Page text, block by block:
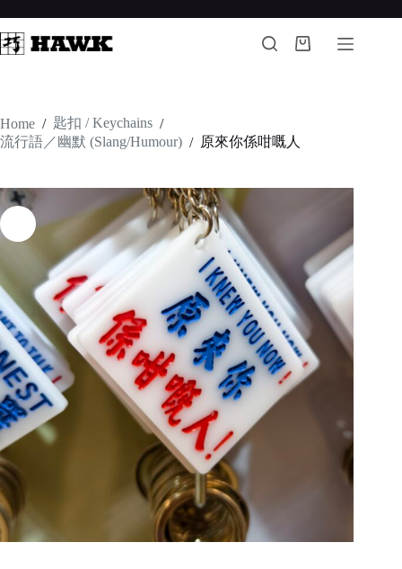
to
content
Shopping
Home / 匙扣 / Keychains /
流行語／幽默 (Slang/Humour) / 原來你係咁嘅人